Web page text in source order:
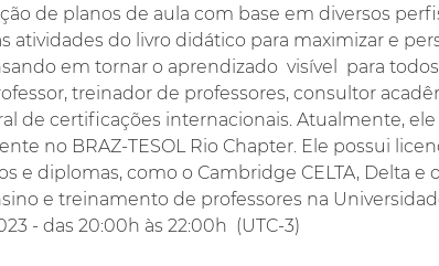
de planos de aula com base em diversos
atividades do livro didático para maximizar e
em tornar o aprendizado  visível  para
treinador de professores, consultor
de certificações internacionais. Atualmente,
no BRAZ-TESOL Rio Chapter. Ele possui
e diplomas, como o Cambridge CELTA, Delta e
e treinamento de professores na
- das 20:00h às 22:00h  (UTC-3)